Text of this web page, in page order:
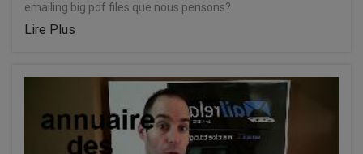
emailing big pdf files que nous pensons?
Lire Plus